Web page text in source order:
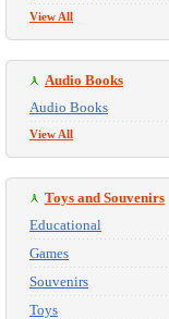
View All
Audio Books
Audio Books
View All
Toys and Souvenirs
Educational
Games
Souvenirs
Toys